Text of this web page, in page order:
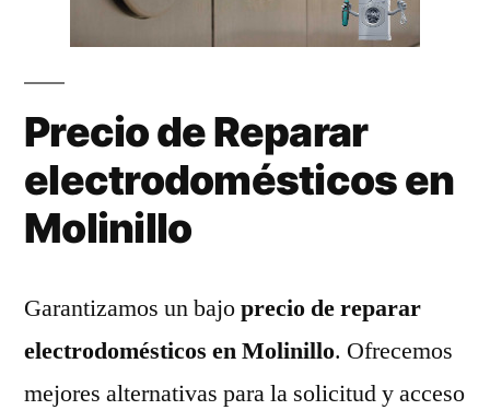
Precio de Reparar
electrodomésticos en
Molinillo
Garantizamos un bajoprecio de reparar
electrodomésticos en Molinillo. Ofrecemos
mejores alternativas para la solicitud y acceso